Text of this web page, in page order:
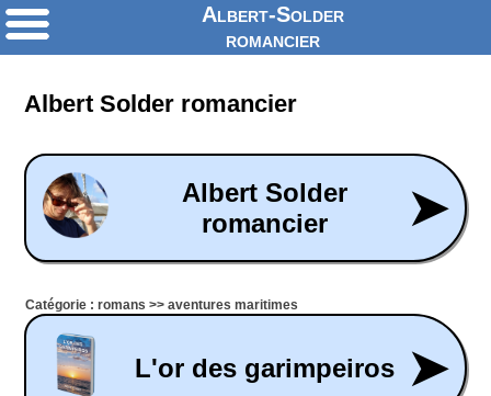
Albert-Solder
romancier
Albert Solder romancier
Albert Solder
romancier
➤
Catégorie : romans >> aventures maritimes
L'or des garimpeiros ➤